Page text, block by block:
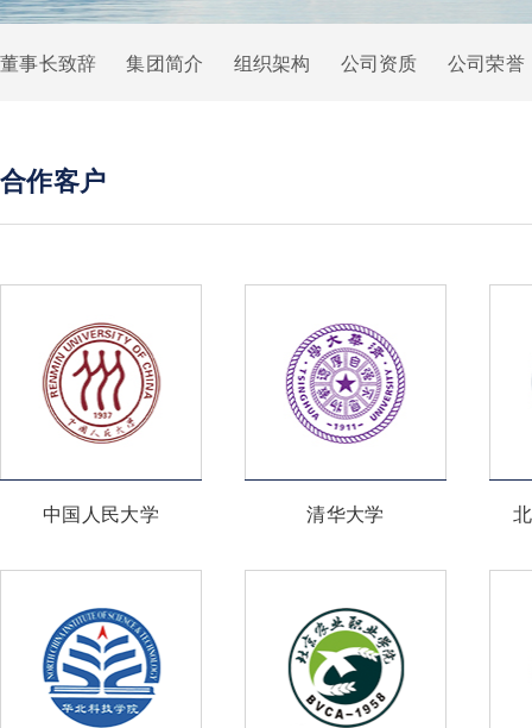
董事长致辞 集团简介 组织架构 公司资质 公司荣誉
合作客户
中国人民大学 清华大学